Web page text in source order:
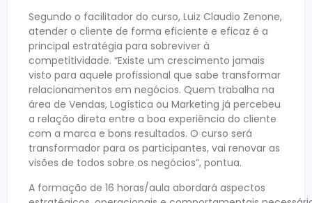
Segundo o facilitador do curso, Luiz Claudio Zenone,
atender o cliente de forma eficiente e eficaz é a
principal estratégia para sobreviver à
competitividade. “Existe um crescimento jamais
visto para aquele profissional que sabe transformar
relacionamentos em negócios. Quem trabalha na
área de Vendas, Logística ou Marketing já percebeu
a relação direta entre a boa experiência do cliente
com a marca e bons resultados. O curso será
transformador para os participantes, vai renovar as
visões de todos sobre os negócios”, pontua.
A formação de 16 horas/aula abordará aspectos